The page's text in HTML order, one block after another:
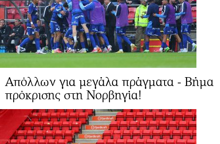
Απόλλων για μεγάλα πράγματα - Βήμα
πρόκρισης στη Νορβηγία!